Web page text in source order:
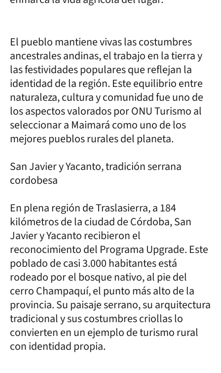
El pueblo mantiene vivas las costumbres
ancestrales andinas, el trabajo en la tierra y
las festividades populares que reflejan la
identidad de la región. Este equilibrio entre
naturaleza, cultura y comunidad fue uno de
los aspectos valorados por ONU Turismo al
seleccionar a Maimará como uno de los
mejores pueblos rurales del planeta.
San Javier y Yacanto, tradición serrana
cordobesa
En plena región de Traslasierra, a 184
kilómetros de la ciudad de Córdoba, San
Javier y Yacanto recibieron el
reconocimiento del Programa Upgrade. Este
poblado de casi 3.000 habitantes está
rodeado por el bosque nativo, al pie del
cerro Champaquí, el punto más alto de la
provincia. Su paisaje serrano, su arquitectura
tradicional y sus costumbres criollas lo
convierten en un ejemplo de turismo rural
con identidad propia.